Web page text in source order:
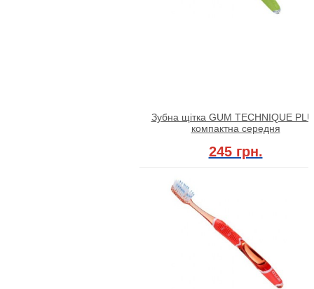
Зубна щітка GUM TECHNIQUE
компактна середня
245 грн.